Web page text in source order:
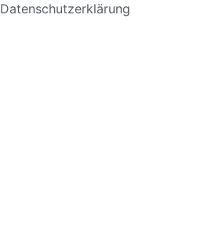
Datenschutzerklärung